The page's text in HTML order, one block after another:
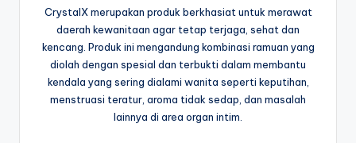
CrystalX merupakan produk berkhasiat untuk merawat
daerah kewanitaan agar tetap terjaga, sehat dan
kencang. Produk ini mengandung kombinasi ramuan yang
diolah dengan spesial dan terbukti dalam membantu
kendala yang sering dialami wanita seperti keputihan,
menstruasi teratur, aroma tidak sedap, dan masalah
lainnya di area organ intim.